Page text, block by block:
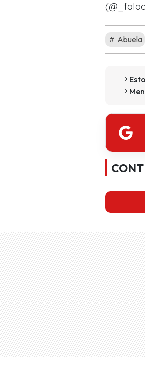
Abuela